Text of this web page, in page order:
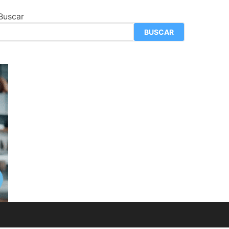
BUSCAR